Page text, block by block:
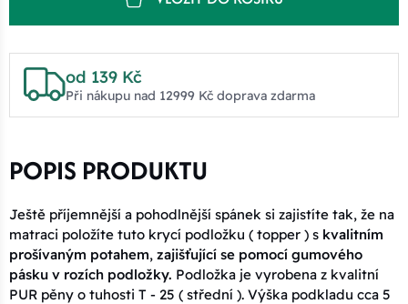
od 139 Kč
Při nákupu nad 12999 Kč doprava zdarma
POPIS PRODUKTU
Ještě příjemnější a pohodlnější spánek si zajistíte tak, že na
matraci položíte tuto krycí podložku ( topper ) s kvalitním
prošívaným potahem, zajišťující se pomocí gumového
pásku v rozích podložky. Podložka je vyrobena z kvalitní
PUR pěny o tuhosti T - 25 ( střední ). Výška podkladu cca 5